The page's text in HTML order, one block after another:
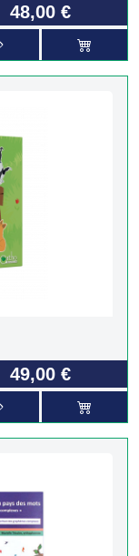
48,00 €
49,00 €